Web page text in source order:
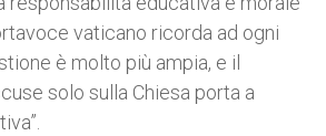
vaticano ricorda ad ogni
è molto più ampia, e il
solo sulla Chiesa porta a